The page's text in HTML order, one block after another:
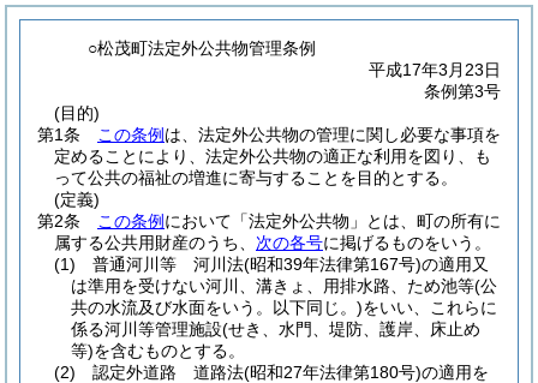
○松茂町法定外公共物管理条例
平成17年3月23日
条例第3号
(目的)
第1条
この条例 は、法定外公共物の管理に関し必要な事項を
定めることにより、法定外公共物の適正な利用を図り、も
って公共の福祉の増進に寄与することを目的とする。
(定義)
第2条
この条例 において「法定外公共物」とは、町の所有に
属する公共用財産のうち、 次の各号に掲げるものをいう。
(1)
普通河川等 河川法(昭和39年法律第167号)の適用又
は準用を受けない河川、溝きょ、用排水路、ため池等(公
共の水流及び水面をいう。以下同じ。)をいい、これらに
係る河川等管理施設(せき、水門、堤防、護岸、床止め
等)を含むものとする。
(2)
認定外道路 道路法(昭和27年法律第180号)の適用を